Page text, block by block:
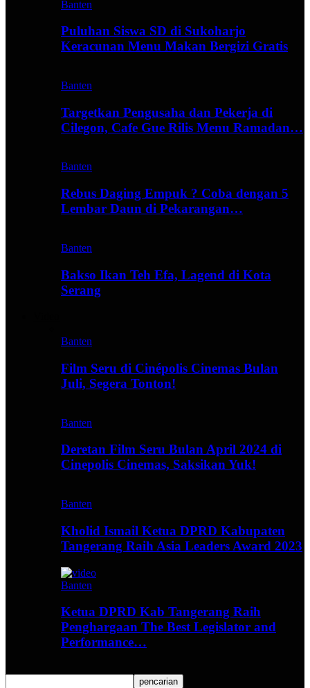
Banten
Puluhan Siswa SD di Sukoharjo
Keracunan Menu Makan Bergizi Gratis
Banten
Targetkan Pengusaha dan Pekerja di
Cilegon, Cafe Gue Rilis Menu Ramadan…
Banten
Rebus Daging Empuk ? Coba dengan 5
Lembar Daun di Pekarangan…
Banten
Bakso Ikan Teh Efa, Lagend di Kota
Serang
Banten
Film Seru di Cinépolis Cinemas Bulan
Juli, Segera Tonton!
Banten
Deretan Film Seru Bulan April 2024 di
Cinepolis Cinemas, Saksikan Yuk!
Banten
Kholid Ismail Ketua DPRD Kabupaten
Tangerang Raih Asia Leaders Award 2023
Banten
Ketua DPRD Kab Tangerang Raih
Penghargaan The Best Legislator and
Performance…